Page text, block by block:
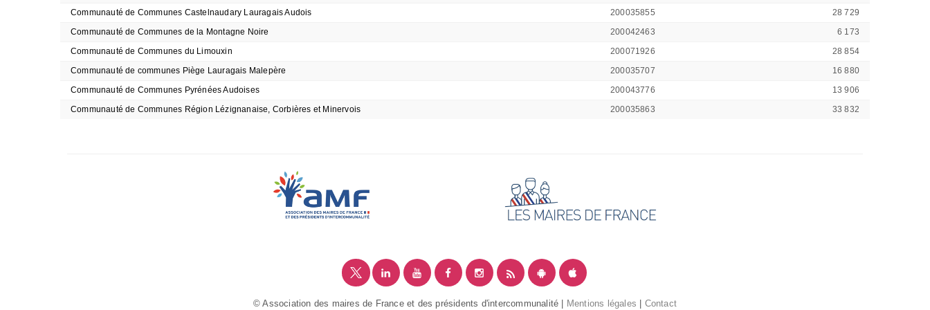
Communauté de Communes Castelnaudary Lauragais Audois
200035855
28 729
Communauté de Communes de la Montagne Noire
200042463
6 173
Communauté de Communes du Limouxin
200071926
28 854
Communauté de communes Piège Lauragais Malepère
200035707
16 880
Communauté de Communes Pyrénées Audoises
200043776
13 906
Communauté de Communes Région Lézignanaise, Corbières et Minervois
200035863 33 832
© Association des maires de France et des présidents d'intercommunalité | Mentions légales | Contact